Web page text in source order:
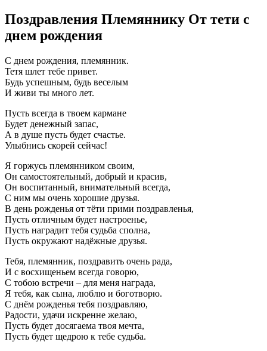
Поздравления Племяннику От тети с
днем рождения
С днем рождения, племянник.
Тетя шлет тебе привет.
Будь успешным, будь веселым
И живи ты много лет.
Пусть всегда в твоем кармане
Будет денежный запас,
А в душе пусть будет счастье.
Улыбнись скорей сейчас!
Я горжусь племянником своим,
Он самостоятельный, добрый и красив,
Он воспитанный, внимательный всегда,
С ним мы очень хорошие друзья.
В день рожденья от тёти прими поздравленья,
Пусть отличным будет настроенье,
Пусть наградит тебя судьба сполна,
Пусть окружают надёжные друзья.
Тебя, племянник, поздравить очень рада,
И с восхищеньем всегда говорю,
С тобою встречи – для меня награда,
Я тебя, как сына, люблю и боготворю.
С днём рожденья тебя поздравляю,
Радости, удачи искренне желаю,
Пусть будет досягаема твоя мечта,
Пусть будет щедрою к тебе судьба.